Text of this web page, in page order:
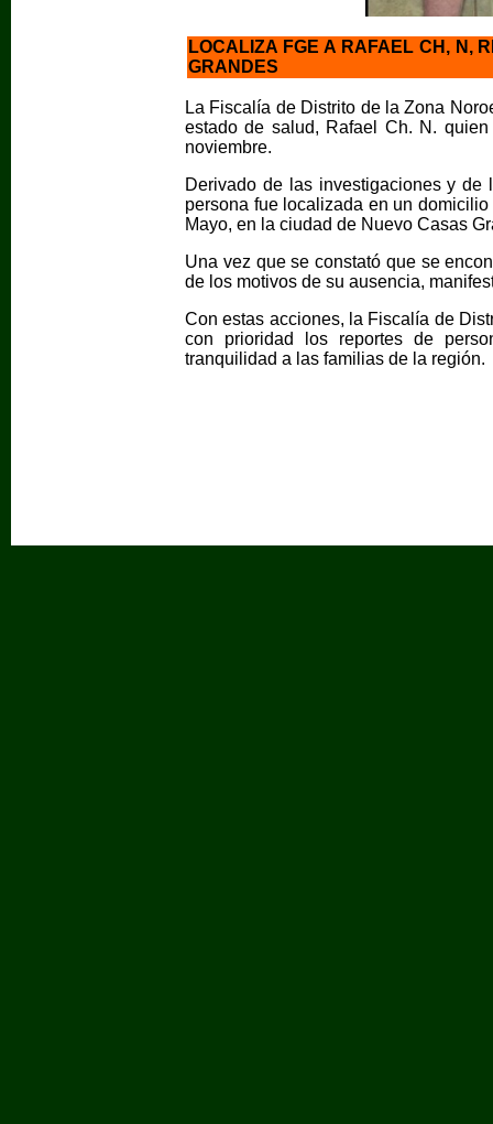
LOCALIZA FGE A RAFAEL CH, N,
GRANDES
La Fiscalía de Distrito de la Zona
estado de salud, Rafael Ch. N.
noviembre.
Derivado de las investigaciones y
persona fue localizada en un
Mayo, en la ciudad de Nuevo Casas
Una vez que se constató que se
de los motivos de su ausencia,
Con estas acciones, la Fiscalía de
con prioridad los reportes de
tranquilidad a las familias de la región.